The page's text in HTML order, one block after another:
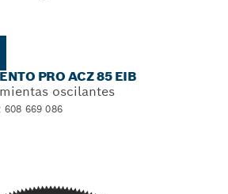
PRO ACZ 85 EIB
oscilantes
669 086